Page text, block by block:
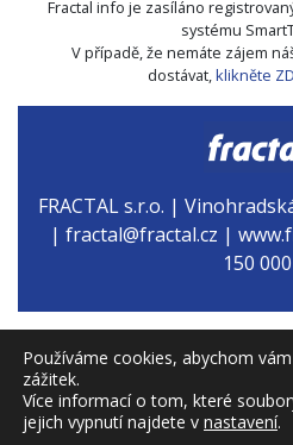
Fractal info je zasíláno
systému
V případě, že nemáte zájem
dostávat,klikněte
FRACTAL s.r.o. |
| fractal@fractal.cz |
150 000
© 2026 FRACTAL s.r.o.
Používáme cookies, abychom
zážitek.
Více informací o tom, které
jejich vypnutí najdete v nastavení.